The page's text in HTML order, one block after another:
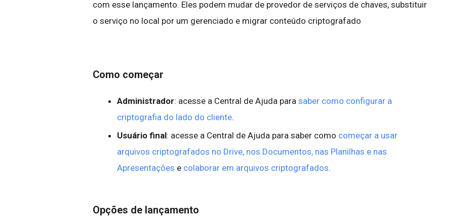
com esse lançamento. Eles podem mudar de provedor de serviços de chaves, substituir
o serviço no local por um gerenciado e migrar conteúdo criptografado
Como começar
Administrador: acesse a Central de Ajuda para saber como configurar a
criptografia do lado do cliente.
Usuário final: acesse a Central de Ajuda para saber como começar a usar
arquivos criptografados no Drive, nos Documentos, nas Planilhas e nas
Apresentações e colaborar em arquivos criptografados.
Opções de lançamento